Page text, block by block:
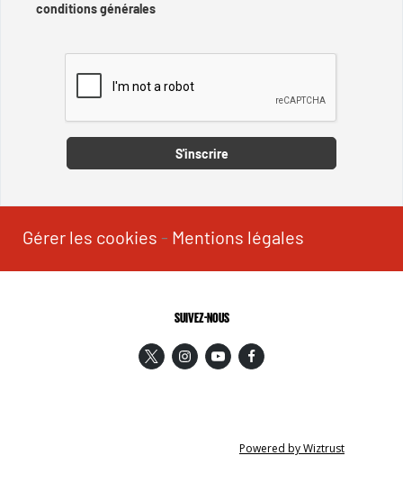
conditions générales
S'inscrire
Gérer les cookies - Mentions légales
SUIVEZ-NOUS
Powered by Wiztrust